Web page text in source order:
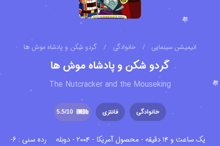
انیمیشن سینمایی / خانوادگی / گردو شکن و پادشاه موش ها
گردو شکن و پادشاه موش ها
The Nutcracker and the Mouseking
خانوادگی فانتزی 5.5/10
یک ساعت و ۱۴ دقیقه - محصول آمریکا - ۲۰۰۴ - دوبله
رده سنی : 6-